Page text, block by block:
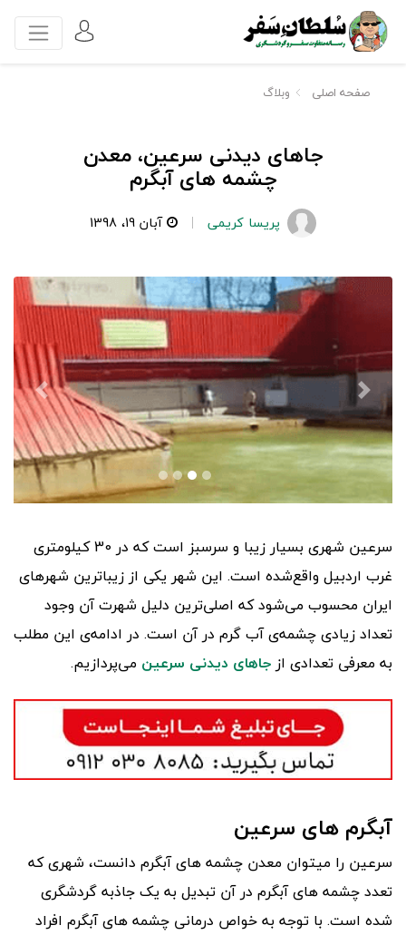
صفحه اصلی وبلاگ
جاهای دیدنی سرعین، معدن
چشمه های آبگرم
پریسا کریمی آبان 19، 1398
سرعین شهری بسیار زیبا و سرسبز است که در 30 کیلومتری
غرب اردبیل واقع‌شده است. این شهر یکی از زیباترین شهرهای
ایران محسوب می‌شود که اصلی‌ترین دلیل شهرت آن وجود
تعداد زیادی چشمه‌ی آب گرم در آن است. در ادامه‌ی این مطلب
به معرفی تعدادی ازجاهای دیدنی سرعین می‌پردازیم.
آبگرم های سرعین
سرعین را میتوان معدن چشمه های آبگرم دانست، شهری که
تعدد چشمه های آبگرم در آن تبدیل به یک جاذبه گردشگری
شده است. با توجه به خواص درمانی چشمه های آبگرم افراد